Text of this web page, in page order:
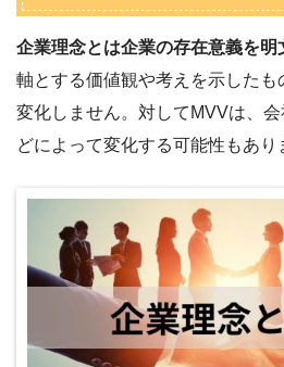
企業理念とは企業の存在意義を明
軸とする価値観や考えを示したも
変化しません。対してMVVは、
どによって変化する可能性もあり